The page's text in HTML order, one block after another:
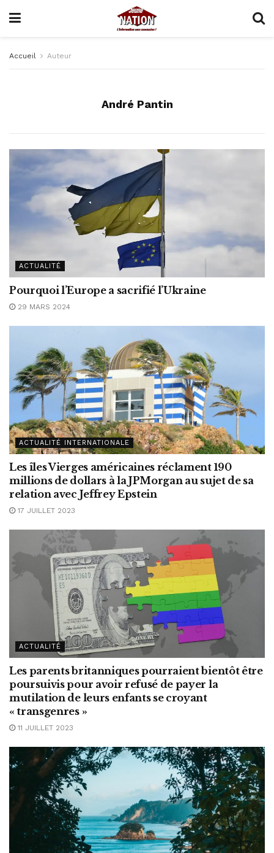
Accueil Auteur
André Pantin
ACTUALITÉ
Pourquoi l’Europe a sacrifié l’Ukraine
29 MARS 2024
ACTUALITÉ INTERNATIONALE
Les îles Vierges américaines réclament 190
millions de dollars à la JPMorgan au sujet de sa
relation avec Jeffrey Epstein
17 JUILLET 2023
ACTUALITÉ
Les parents britanniques pourraient bientôt être
poursuivis pour avoir refusé de payer la
mutilation de leurs enfants se croyant
« transgenres »
11 JUILLET 2023